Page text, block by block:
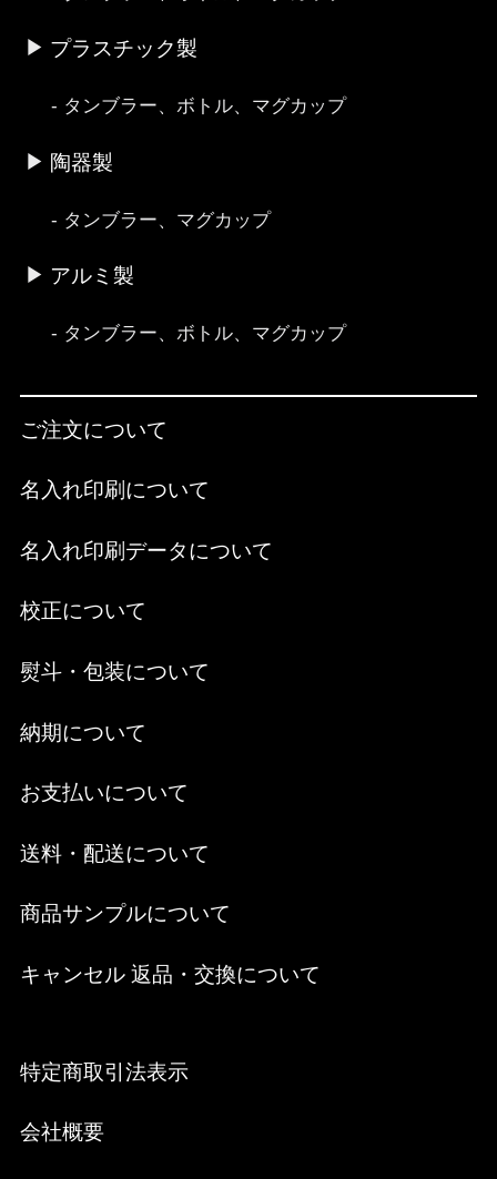
プラスチック製
タンブラー、ボトル、マグカップ
陶器製
タンブラー、マグカップ
アルミ製
タンブラー、ボトル、マグカップ
ご注文について
名入れ印刷について
名入れ印刷データについて
校正について
熨斗・包装について
納期について
お支払いについて
送料・配送について
商品サンプルについて
キャンセル 返品・交換について
特定商取引法表示
会社概要